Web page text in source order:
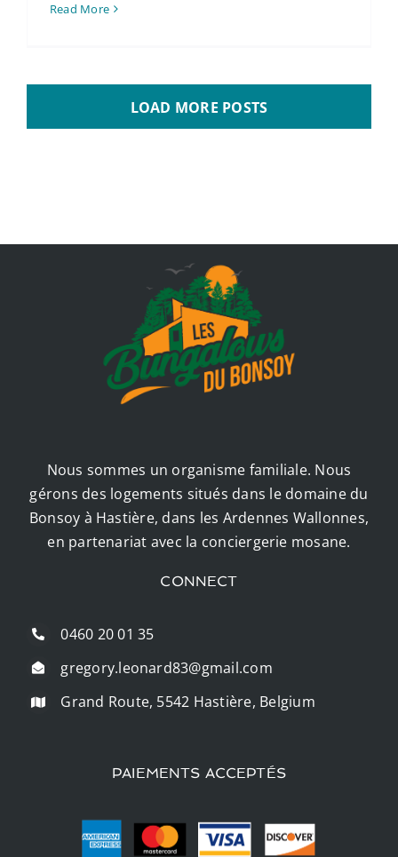
Read More
LOAD MORE POSTS
Nous sommes un organisme familiale. Nous
gérons des logements situés dans le domaine du
Bonsoy à Hastière, dans les Ardennes Wallonnes,
en partenariat avec la conciergerie mosane.
CONNECT
0460 20 01 35
gregory.leonard83@gmail.com
Grand Route, 5542 Hastière, Belgium
PAIEMENTS ACCEPTÉS